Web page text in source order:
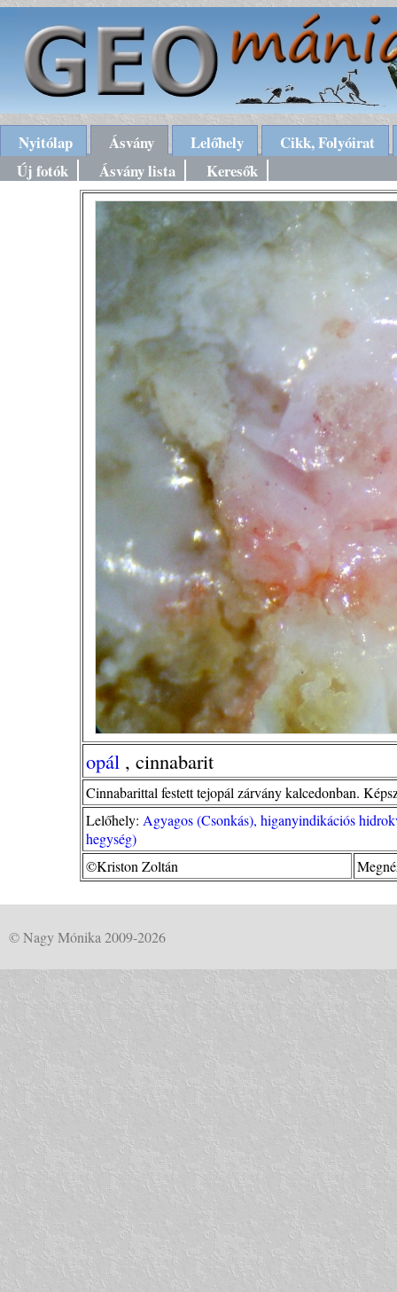
Nyitólap Ásvány Lelőhely
Cikk, Folyóirat
Új fotók
Ásvány lista Keresők
opál , cinnabarit
Cinnabarittal festett tejopál zárvány kalcedonban.
Lelőhely: Agyagos (Csonkás), higanyindikációs
hegység)
©Kriston Zoltán
© Nagy Mónika 2009-2026